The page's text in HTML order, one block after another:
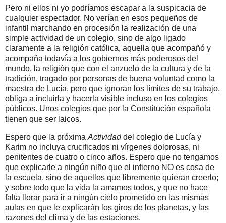
Pero ni ellos ni yo podríamos escapar a la suspicacia de
cualquier espectador. No verían en esos pequeños de
infantil marchando en procesión la realización de una
simple actividad de un colegio, sino de algo ligado
claramente a la religión católica, aquella que acompañó y
acompaña todavía a los gobiernos más poderosos del
mundo, la religión que con el anzuelo de la cultura y de la
tradición, tragado por personas de buena voluntad como la
maestra de Lucía, pero que ignoran los límites de su trabajo,
obliga a incluirla y hacerla visible incluso en los colegios
públicos. Unos colegios que por la Constitución española
tienen que ser laicos.
Espero que la próxima Actividaddel colegio de Lucía y
Karim no incluya crucificados ni vírgenes dolorosas, ni
penitentes de cuatro o cinco años. Espero que no tengamos
que explicarle a ningún niño que el infierno NO es cosa de
la escuela, sino de aquellos que libremente quieran creerlo;
y sobre todo que la vida la amamos todos, y que no hace
falta llorar para ir a ningún cielo prometido en las mismas
aulas en que le explicarán los giros de los planetas, y las
razones del clima y de las estaciones.